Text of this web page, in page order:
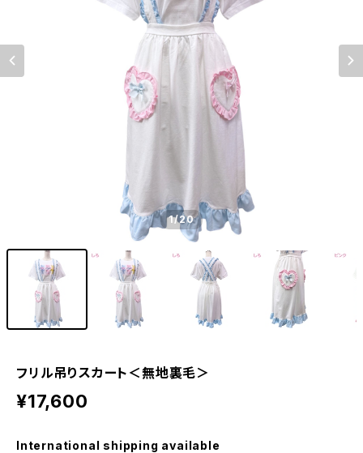
1/20
フリル吊りスカート＜無地裏毛＞
¥17,600
International shipping available